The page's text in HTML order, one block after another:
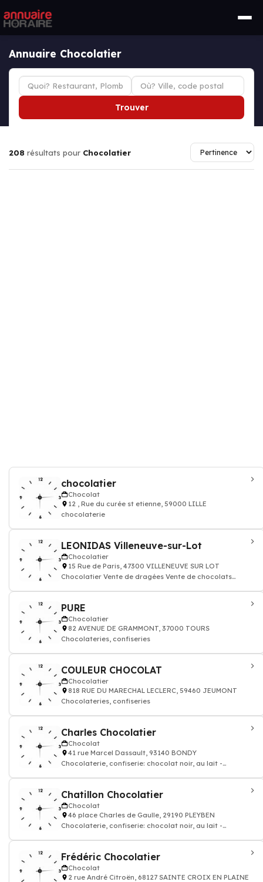
Annuaire Chocolatier
Trouver
208 résultats pour Chocolatier
chocolatier
Chocolat
12 , Rue du curée st etienne, 59000 LILLE
chocolaterie
LEONIDAS Villeneuve-sur-Lot
Chocolatier
15 Rue de Paris, 47300 VILLENEUVE SUR LOT
Chocolatier Vente de dragées Vente de chocolats
PURE
Chocolatier
82 AVENUE DE GRAMMONT, 37000 TOURS
Chocolateries, confiseries
COULEUR CHOCOLAT
Chocolatier
818 RUE DU MARECHAL LECLERC, 59460 JEUMONT
Chocolateries, confiseries
Charles Chocolatier
Chocolat
41 rue Marcel Dassault, 93140 BONDY
Chocolaterie, confiserie: chocolat noir, au lait -
Chatillon Chocolatier
Chocolat
46 place Charles de Gaulle, 29190 PLEYBEN
Chocolaterie, confiserie: chocolat noir, au lait -
Frédéric Chocolatier
Chocolat
2 rue André Citroën, 68127 SAINTE CROIX EN PLAINE